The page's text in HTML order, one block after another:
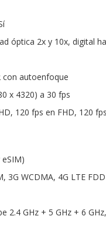
óptica 2x y 10x, digital
con autoenfoque
x 4320) a 30 fps
120 fps en FHD, 120
3G WCDMA, 4G LTE
2.4 GHz + 5 GHz + 6